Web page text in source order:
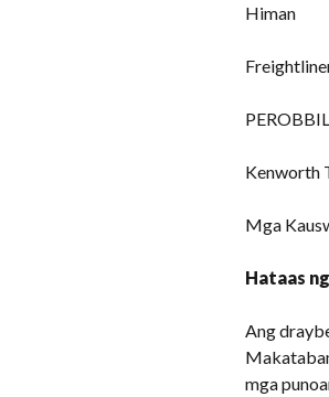
Himan
Kenworth
Mga
Hataas
Ang
mga